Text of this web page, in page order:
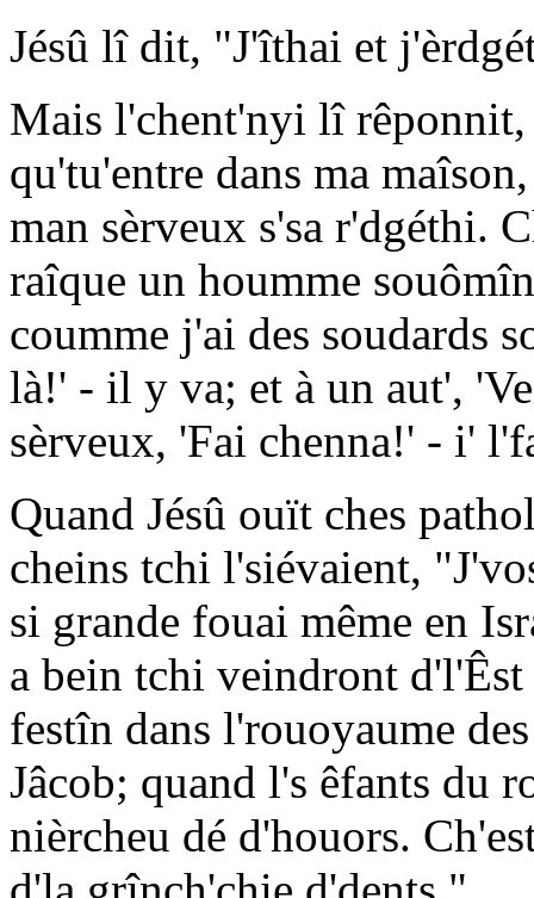
Jésû lî dit, "J'îthai et
Mais l'chent'nyi lî
qu'tu'entre dans ma
man sèrveux s'sa r'dgéthi.
raîque un houmme
coumme j'ai des soudards
là!' - il y va; et à un aut',
sèrveux, 'Fai chenna!' - i'
Quand Jésû ouït ches
cheins tchi l'siévaient,
si grande fouai même en
a bein tchi veindront
festîn dans l'rouoyaume
Jâcob; quand l's êfants du
nièrcheu dé d'houors.